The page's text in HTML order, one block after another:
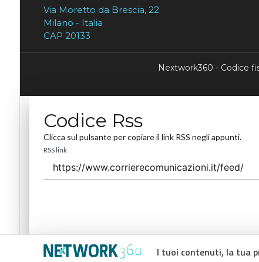
I tuoi contenuti, la tua
Via Moretto da Brescia, 22
Milano - Italia
CAP 20133
Nextwork360 - Codice
Codice Rss
Clicca sul pulsante per copiare il link RSS negli appunti.
RSS link